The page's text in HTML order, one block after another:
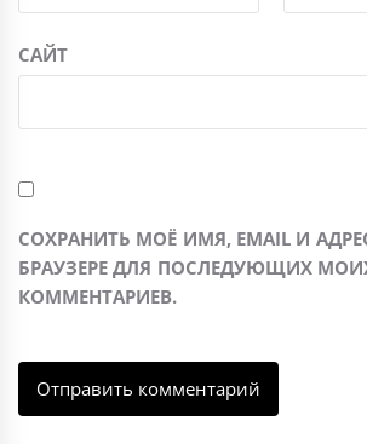
САЙТ
СОХРАНИТЬ МОЁ ИМЯ, EMAIL И
БРАУЗЕРЕ ДЛЯ ПОСЛЕДУЮЩИХ
КОММЕНТАРИЕВ.